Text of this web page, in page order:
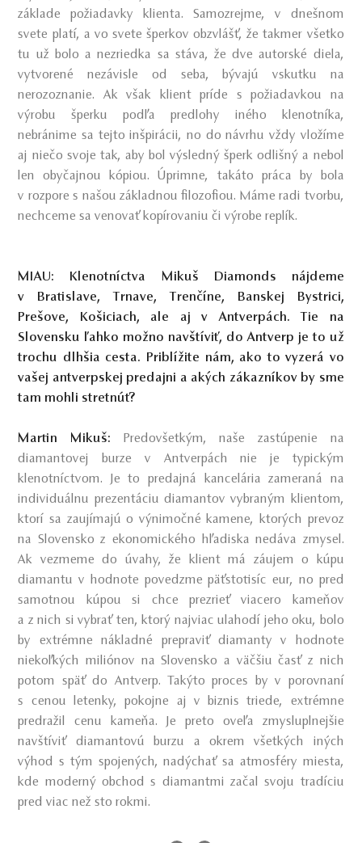
základe požiadavky klienta. Samozrejme, v dnešnom
svete platí, a vo svete šperkov obzvlášť, že takmer všetko
tu už bolo a nezriedka sa stáva, že dve autorské diela,
vytvorené nezávisle od seba, bývajú vskutku na
nerozoznanie. Ak však klient príde s požiadavkou na
výrobu šperku podľa predlohy iného klenotníka,
nebránime sa tejto inšpirácii, no do návrhu vždy vložíme
aj niečo svoje tak, aby bol výsledný šperk odlišný a nebol
len obyčajnou kópiou. Úprimne, takáto práca by bola
v rozpore s našou základnou filozofiou. Máme radi tvorbu,
nechceme sa venovať kopírovaniu či výrobe replík.
MIAU: Klenotníctva Mikuš Diamonds nájdeme
v Bratislave, Trnave, Trenčíne, Banskej Bystrici,
Prešove, Košiciach, ale aj v Antverpách. Tie na
Slovensku ľahko možno navštíviť, do Antverp je to už
trochu dlhšia cesta. Priblížite nám, ako to vyzerá vo
vašej antverpskej predajni a akých zákazníkov by sme
tam mohli stretnúť?
Martin Mikuš: Predovšetkým, naše zastúpenie na
diamantovej burze v Antverpách nie je typickým
klenotníctvom. Je to predajná kancelária zameraná na
individuálnu prezentáciu diamantov vybraným klientom,
ktorí sa zaujímajú o výnimočné kamene, ktorých prevoz
na Slovensko z ekonomického hľadiska nedáva zmysel.
Ak vezmeme do úvahy, že klient má záujem o kúpu
diamantu v hodnote povedzme päťstotisíc eur, no pred
samotnou kúpou si chce prezrieť viacero kameňov
a z nich si vybrať ten, ktorý najviac ulahodí jeho oku, bolo
by extrémne nákladné prepraviť diamanty v hodnote
niekoľkých miliónov na Slovensko a väčšiu časť z nich
potom späť do Antverp. Takýto proces by v porovnaní
s cenou letenky, pokojne aj v biznis triede, extrémne
predražil cenu kameňa. Je preto oveľa zmysluplnejšie
navštíviť diamantovú burzu a okrem všetkých iných
výhod s tým spojených, nadýchať sa atmosféry miesta,
kde moderný obchod s diamantmi začal svoju tradíciu
pred viac než sto rokmi.